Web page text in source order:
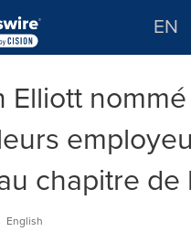
EN
Elliott
chapitre de
English